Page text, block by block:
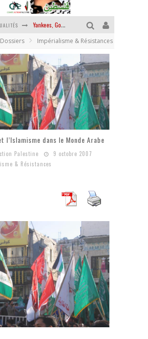
Chantage terroriste
La révolution ou rien
Des accords de paix sans le peuple et contre le peuple
La guerre sioniste, la guerre démographique
La banalité du mal colonial
Dossiers Impérialisme & Résistances
l’Islamisme dans le Monde Arabe
Palestine
9 octobre 2007
& Résistances